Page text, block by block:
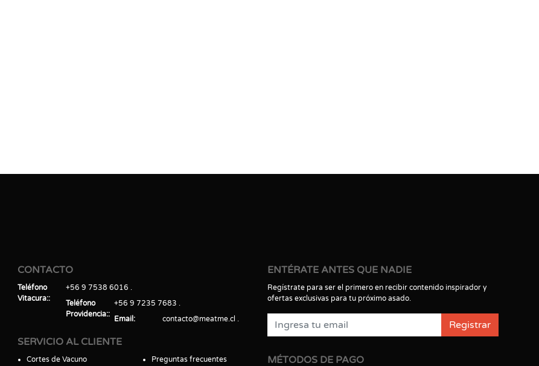
CONTACTO
Teléfono
Vitacura:
+56 9 7538 6016
Teléfono
Providencia:
+56 9 7235 7683
Email
contacto@meatme.cl
SERVICIO AL CLIENTE
Cortes de Vacuno Preguntas frecuentes
ENTÉRATE ANTES QUE NADIE
Regístrate para ser el primero en recibir contenido inspirador y
ofertas exclusivas para tu próximo asado.
Registrar
MÉTODOS DE PAGO